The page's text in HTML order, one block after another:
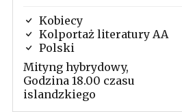
Kobiecy
Kolportaż literatury AA
Polski
Mityng hybrydowy,
Godzina 18.00 czasu
islandzkiego